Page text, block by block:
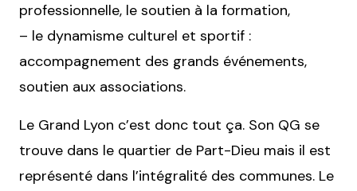
professionnelle, le soutien à la formation,
– le dynamisme culturel et sportif :
accompagnement des grands événements,
soutien aux associations.
Le Grand Lyon c’est donc tout ça. Son QG se
trouve dans le quartier de Part-Dieu mais il est
représenté dans l’intégralité des communes. Le